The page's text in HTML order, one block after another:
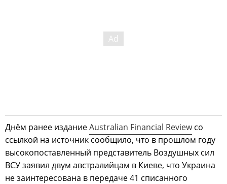
Днём ранее изданиеAustralian Financial Reviewсо
ссылкой на источник сообщило, что в прошлом году
высокопоставленный представитель Воздушных сил
ВСУ заявил двум австралийцам в Киеве, что Украина
не заинтересована в передаче 41 списанного